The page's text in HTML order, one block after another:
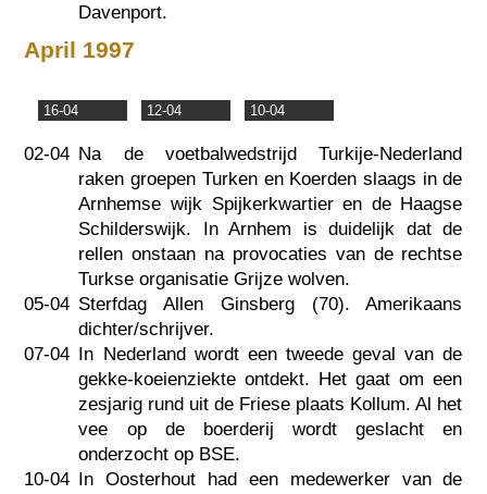
Davenport.
April 1997
16-04 12-04 10-04
02-04 Na de voetbalwedstrijd Turkije-Nederland
raken groepen Turken en Koerden slaags in de
Arnhemse wijk Spijkerkwartier en de Haagse
Schilderswijk. In Arnhem is duidelijk dat de
rellen onstaan na provocaties van de rechtse
Turkse organisatie Grijze wolven.
05-04 Sterfdag Allen Ginsberg (70). Amerikaans
dichter/schrijver.
07-04 In Nederland wordt een tweede geval van de
gekke-koeienziekte ontdekt. Het gaat om een
zesjarig rund uit de Friese plaats Kollum. Al het
vee op de boerderij wordt geslacht en
onderzocht op BSE.
10-04 In Oosterhout had een medewerker van de